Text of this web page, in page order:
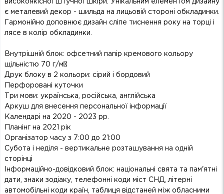
високоякісної штучної шкіри. Унікальним елементом дизайну
є металевий декор - шильда на лицьовій стороні обкладинки.
Гармонійно доповнює дизайн сліпе тиснення року на торці і
лясе в колір обкладинки.
Внутрішній блок: офсетний папір кремового кольору
щільністю 70 г/м²
Друк блоку в 2 кольори: сірий і бордовий
Перфоровані куточки
Три мови: українська, російська, англійська
Аркуш для внесення персональної інформації
Календарі на 2020 - 2023 рр.
Планінг на 2021 рік
Організатор часу з 7:00 до 21:00
Субота і неділя - вертикальне розташування на одній
сторінці
Інформаційно-довідковий блок: національні свята та пам'ятні
дати, знаки зодіаку, телефонні коди міст СНД, літерні
автомобільні коди країн, таблиця відстаней між обласними